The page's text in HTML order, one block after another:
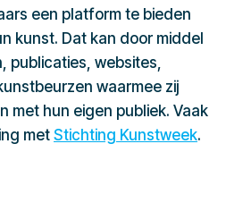
een platform te bieden
kunst. Dat kan door middel
publicaties, websites,
waarmee zij
met hun eigen publiek. Vaak
met Stichting Kunstweek.